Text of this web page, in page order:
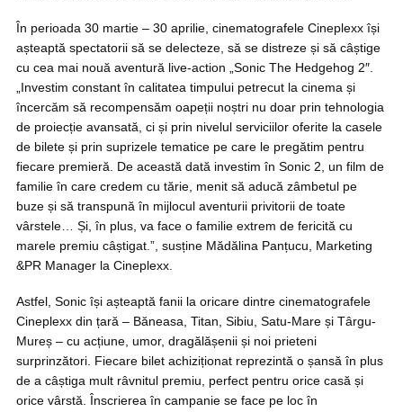
În perioada 30 martie – 30 aprilie, cinematografele Cineplexx își
așteaptă spectatorii să se delecteze, să se distreze și să câștige
cu cea mai nouă aventură live-action „Sonic The Hedgehog 2″.
„Investim constant în calitatea timpului petrecut la cinema și
încercăm să recompensăm oapeții noștri nu doar prin tehnologia
de proiecție avansată, ci și prin nivelul serviciilor oferite la casele
de bilete și prin suprizele tematice pe care le pregătim pentru
fiecare premieră. De această dată investim în Sonic 2, un film de
familie în care credem cu tărie, menit să aducă zâmbetul pe
buze și să transpună în mijlocul aventurii privitorii de toate
vârstele… Și, în plus, va face o familie extrem de fericită cu
marele premiu câștigat.”, susține Mădălina Panțucu, Marketing
&PR Manager la Cineplexx.
Astfel, Sonic își așteaptă fanii la oricare dintre cinematografele
Cineplexx din țară – Băneasa, Titan, Sibiu, Satu-Mare și Târgu-
Mureș – cu acțiune, umor, dragălășenii și noi prieteni
surprinzători. Fiecare bilet achiziționat reprezintă o șansă în plus
de a câștiga mult râvnitul premiu, perfect pentru orice casă și
orice vârstă. Înscrierea în campanie se face pe loc în